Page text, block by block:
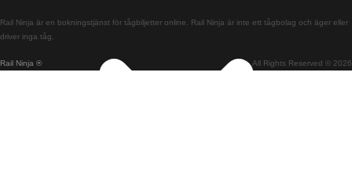
Tåg från Budapest till Bratislava
Rail Ninja ® All Rights Reserved © 2026
Rail Ninja är en bokningstjänst för tågbiljetter online. Rail Ninja är inte ett tågbolag och äger eller
driver inga tåg.